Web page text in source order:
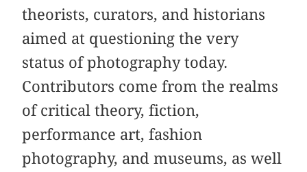
theorists, curators, and historians
aimed at questioning the very
status of photography today.
Contributors come from the realms
of critical theory, fiction,
performance art, fashion
photography, and museums, as well